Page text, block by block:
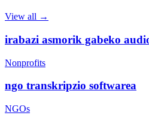
View all →
irabazi asmorik gabeko
Nonprofits
ngo transkripzio softwarea
NGOs